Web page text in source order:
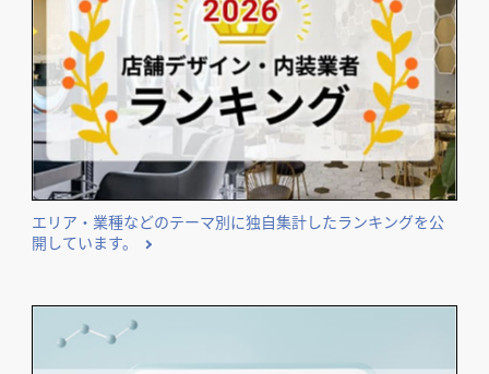
エリア・業種などのテーマ別に独自集計したランキングを公
開しています。